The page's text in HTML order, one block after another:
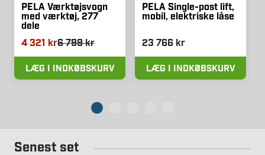
PELA Værktøjsvogn
med værktøj, 277
dele
4 321 kr6 799 kr
LÆG I INDKØBSKURV
PELA Single-post lift,
mobil, elektriske låse
23 766 kr
LÆG I INDKØBSKURV
Senest set